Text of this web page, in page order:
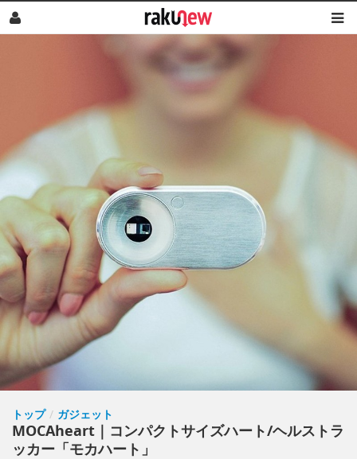
トップ / ガジェット
MOCAheart｜コンパクトサイズハート/ヘルストラ
ッカー「モカハート」